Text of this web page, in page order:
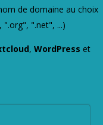
de domaine au choix
".org", ".net", ...)
, WordPress et